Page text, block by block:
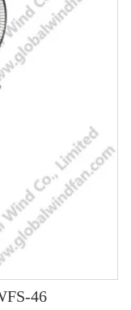
46